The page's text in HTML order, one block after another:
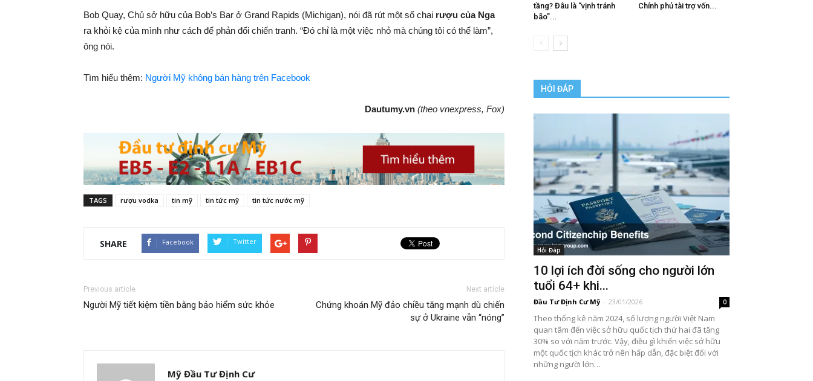
Bob Quay, Chủ sở hữu của Bob’s Bar ở Grand Rapids (Michigan), nói đã rút một số chai rượu của Nga
ra khỏi kệ của mình như cách để phản đối chiến tranh. “Đó chỉ là một việc nhỏ mà chúng tôi có thể làm”,
ông nói.
Tìm hiểu thêm: Người Mỹ không bán hàng trên Facebook
Dautumy.vn (theo vnexpress, Fox)
TAGS rượu vodka tin mỹ tin tức mỹ tin tức nước mỹ
SHARE Facebook Twitter
Previous article
Người Mỹ tiết kiệm tiền bằng bảo hiểm sức khỏe
Next article
Chứng khoán Mỹ đảo chiều tăng mạnh dù chiến
sự ở Ukraine vẫn “nóng”
Mỹ Đầu Tư Định Cư
tầng? Đâu là “vịnh tránh
bão”...
Chính phủ tài trợ vốn...
HỎI ĐÁP
Hỏi Đáp
10 lợi ích đời sống cho người lớn
tuổi 64+ khi...
Đầu Tư Định Cư Mỹ - 23/01/2026 0
Theo thống kê năm 2024, số lượng người Việt Nam
quan tâm đến việc sở hữu quốc tịch thứ hai đã tăng
30% so với năm trước. Vậy, điều gì khiến việc sở hữu
một quốc tịch khác trở nên hấp dẫn, đặc biệt đối với
những người lớn…